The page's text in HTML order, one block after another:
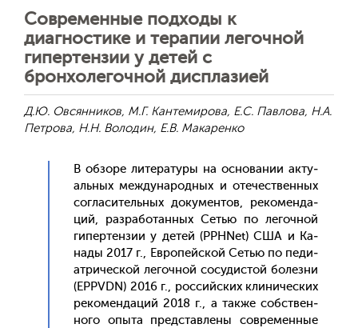
Современные подходы к
диагностике и терапии легочной
гипертензии у детей с
бронхолегочной дисплазией
Д.Ю. Овсянников, М.Г. Кантемирова, Е.С. Павлова, Н.А.
Петрова, Н.Н. Володин, Е.В. Макаренко
В об­зо­ре ли­тера­туры на ос­но­вании ак­ту­
аль­ных меж­ду­народ­ных и оте­чес­твен­ных
сог­ла­ситель­ных до­кумен­тов, ре­комен­да­
ций, раз­ра­ботан­ных Сетью по ле­гоч­ной
ги­пер­тензии у де­тей (PPHNet) США и Ка­
нады 2017 г., Ев­ро­пей­ской Сетью по пе­ди­
ат­ри­чес­кой ле­гоч­ной со­судис­той бо­лез­ни
(EPPVDN) 2016 г., рос­сий­ских кли­ничес­ких
ре­комен­да­ций 2018 г., а так­же собс­твен­
но­го опы­та пред­став­ле­ны сов­ре­мен­ные